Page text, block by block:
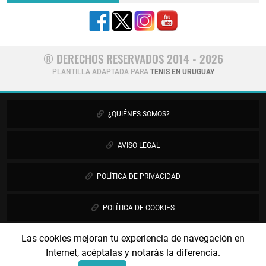
Las cookies mejoran tu experiencia de navegación en
Internet, acéptalas y notarás la diferencia.
® DERECHOS RESERVADOS 2014 - 2026
PLANTILLA ADAPTADA PARA TENIS EN URUGUAY
¿QUIÉNES SOMOS?
AVISO LEGAL
POLÍTICA DE PRIVACIDAD
POLÍTICA DE COOKIES
PUBLICIDAD